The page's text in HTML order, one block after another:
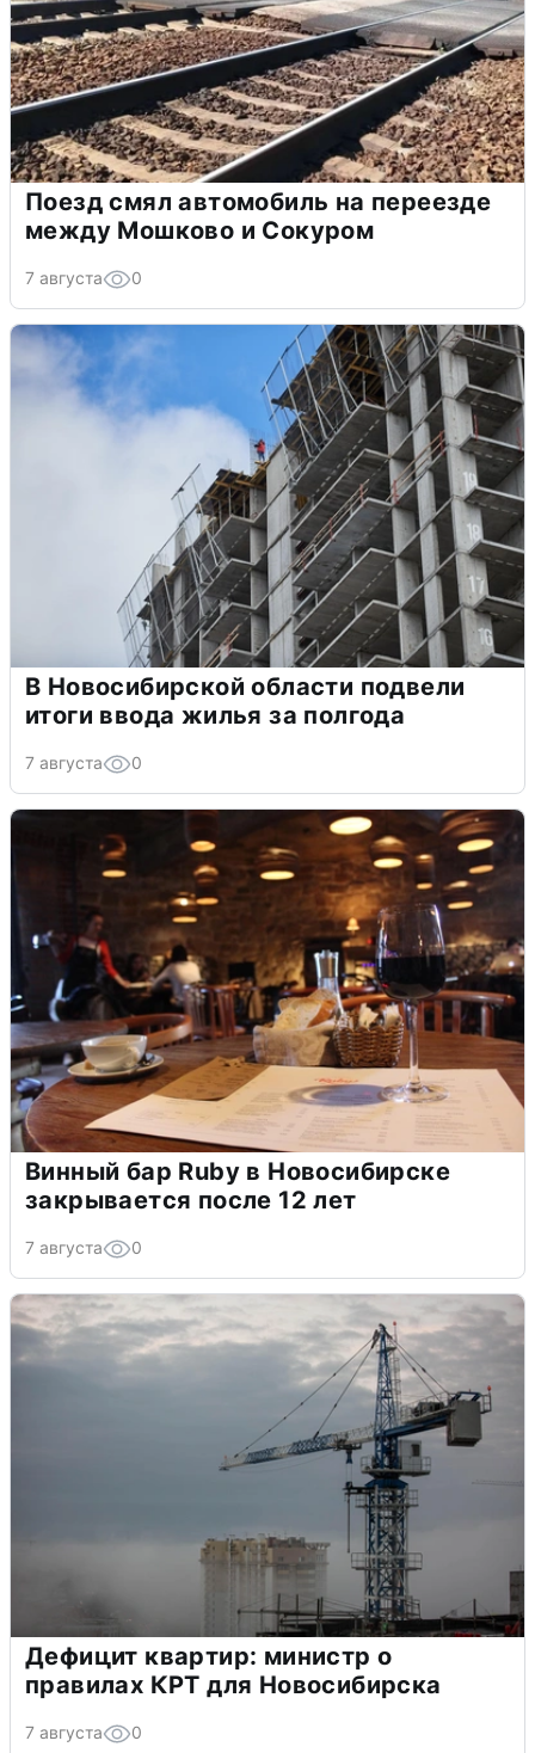
Поезд смял автомобиль на переезде
между Мошково и Сокуром
7 августа 0
В Новосибирской области подвели
итоги ввода жилья за полгода
7 августа 0
Винный бар Ruby в Новосибирске
закрывается после 12 лет
7 августа 0
Дефицит квартир: министр о
правилах КРТ для Новосибирска
7 августа 0